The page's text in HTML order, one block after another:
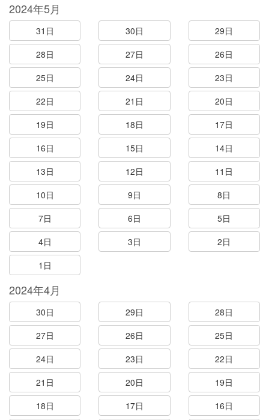
2024年5月
31日 30日
29日
28日
27日
26日
25日
24日
23日
22日
21日
20日
19日
18日
17日
16日
15日
14日
13日
12日
11日
10日
9日
8日
7日
6日
5日
4日
3日
2日
1日
2024年4月
30日 29日
28日
27日
26日
25日
24日
23日
22日
21日
20日
19日
18日
17日
16日